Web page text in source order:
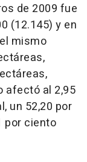
de 2009 fue
(12.145) y en
mismo
afectó al 2,95
un 52,20 por
por ciento